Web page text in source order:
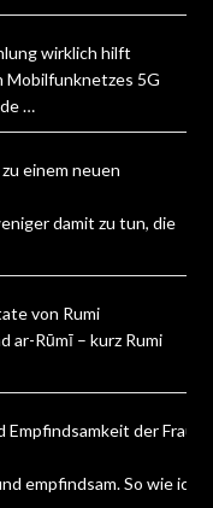
wirklich hilft
Mobilfunknetzes 5G
…
einem neuen
damit zu tun, die
von Rumi
ar-Rūmī – kurz Rumi
der Frau
empfindsam. So wie ich